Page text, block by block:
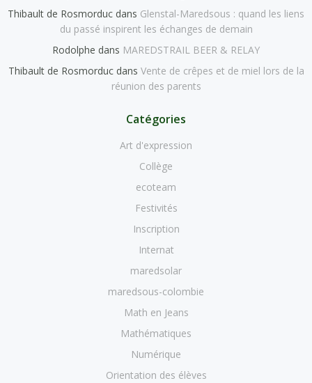
Thibault de Rosmorduc dans Glenstal-Maredsous : quand les liens
du passé inspirent les échanges de demain
Rodolphe dans MAREDSTRAIL BEER & RELAY
Thibault de Rosmorducdans Vente de crêpes et de miel lors de la
réunion des parents
Catégories
Art d'expression
Collège
ecoteam
Festivités
Inscription
Internat
maredsolar
maredsous-colombie
Math en Jeans
Mathématiques
Numérique
Orientation des élèves